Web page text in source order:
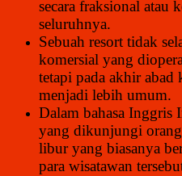
secara fraksional
seluruhnya.
Sebuah resort tidak
komersial yang
tetapi pada akhir abad
menjadi lebih umum.
Dalam bahasa Inggris
yang dikunjungi
libur yang biasanya
para wisatawan